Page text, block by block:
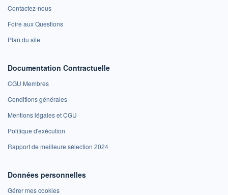
Contactez-nous
Foire aux Questions
Plan du site
Documentation Contractuelle
CGU Membres
Conditions générales
Mentions légales et CGU
Politique d'exécution
Rapport de meilleure sélection 2024
Données personnelles
Gérer mes cookies